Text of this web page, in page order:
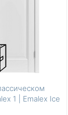
1 | Emalex Ice